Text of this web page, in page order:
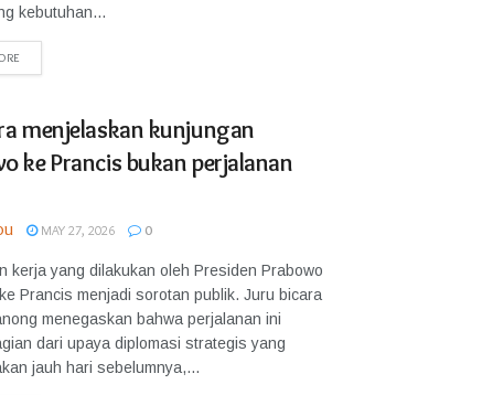
kebutuhan...
menjelaskan kunjungan
ke Prancis bukan perjalanan
MAY 27, 2026 0
kerja yang dilakukan oleh Presiden Prabowo
Prancis menjadi sorotan publik. Juru bicara
menegaskan bahwa perjalanan ini
dari upaya diplomasi strategis yang
jauh hari sebelumnya,...